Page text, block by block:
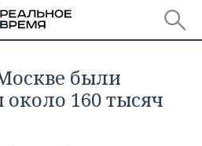
были
160 тысяч